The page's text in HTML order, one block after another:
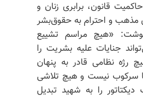
قانون، برابری زنان و
مذهب و احترام به حقوق‌بشر
«هیچ مراسم تشییع
جنایات علیه بشریت را
رژه نظامی قادر به پنهان
سرکوب نیست و هیچ تلاشی
دیکتاتور را به شهید تبدیل